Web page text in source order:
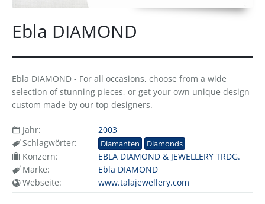
Ebla DIAMOND
Ebla DIAMOND - For all occasions, choose from a wide
selection of stunning pieces, or get your own unique design
custom made by our top designers.
Jahr:
2003
Schlagwörter:
Diamanten Diamonds
Konzern:
EBLA DIAMOND & JEWELLERY TRDG.
Marke:
Ebla DIAMOND
Webseite:
www.talajewellery.com